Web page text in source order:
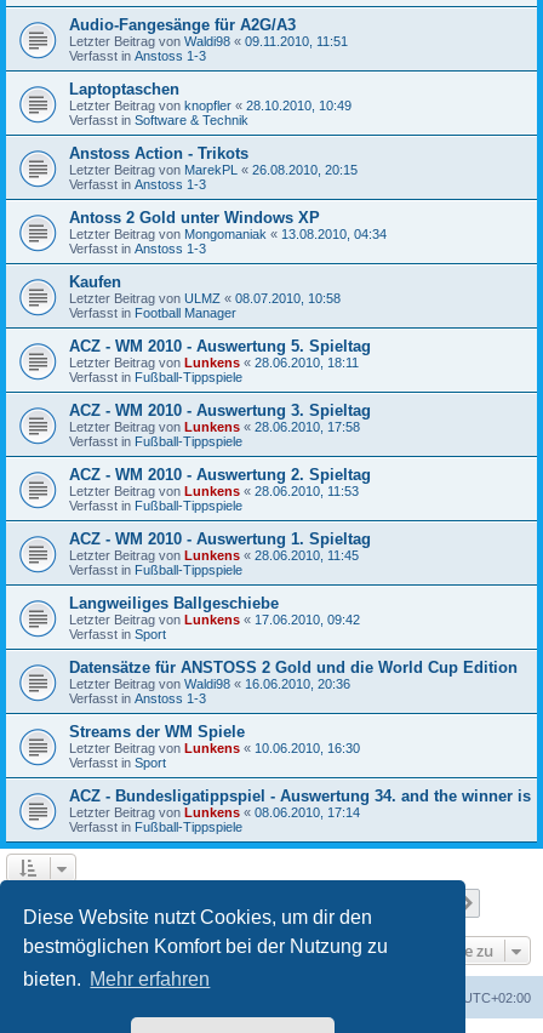
Diese Website nutzt Cookies, um dir den
bestmöglichen Komfort bei der Nutzung zu
bieten. Mehr erfahren
Audio-Fangesänge für A2G/A3
Letzter Beitrag von Waldi98 « 09.11.2010, 11:51
Verfasst in Anstoss 1-3
Laptoptaschen
Letzter Beitrag von knopfler « 28.10.2010, 10:49
Verfasst in Software & Technik
Anstoss Action - Trikots
Letzter Beitrag von MarekPL « 26.08.2010, 20:15
Verfasst in Anstoss 1-3
Antoss 2 Gold unter Windows XP
Letzter Beitrag von Mongomaniak « 13.08.2010, 04:34
Verfasst in Anstoss 1-3
Kaufen
Letzter Beitrag von ULMZ « 08.07.2010, 10:58
Verfasst in Football Manager
ACZ - WM 2010 - Auswertung 5. Spieltag
Letzter Beitrag von Lunkens « 28.06.2010, 18:11
Verfasst in Fußball-Tippspiele
ACZ - WM 2010 - Auswertung 3. Spieltag
Letzter Beitrag von Lunkens « 28.06.2010, 17:58
Verfasst in Fußball-Tippspiele
ACZ - WM 2010 - Auswertung 2. Spieltag
Letzter Beitrag von Lunkens « 28.06.2010, 11:53
Verfasst in Fußball-Tippspiele
ACZ - WM 2010 - Auswertung 1. Spieltag
Letzter Beitrag von Lunkens « 28.06.2010, 11:45
Verfasst in Fußball-Tippspiele
Langweiliges Ballgeschiebe
Letzter Beitrag von Lunkens « 17.06.2010, 09:42
Verfasst in Sport
Datensätze für ANSTOSS 2 Gold und die World Cup Edition
Letzter Beitrag von Waldi98 « 16.06.2010, 20:36
Verfasst in Anstoss 1-3
Streams der WM Spiele
Letzter Beitrag von Lunkens « 10.06.2010, 16:30
Verfasst in Sport
ACZ - Bundesligatippspiel - Auswertung 34. and the winner is
Letzter Beitrag von Lunkens « 08.06.2010, 17:14
Verfasst in Fußball-Tippspiele
Gehe zu
UTC+02:00